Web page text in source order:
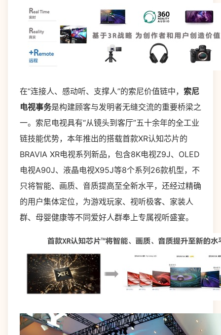
在“连接人、感动听、支撑人”的索尼价值链中， 索尼
电视事务是构建顾客与发明者无缝交流的重要桥梁之
一。索尼电视具有“从镜头到客厅”五十余年的全工业
链技能优势，本年推出的搭载首款XR认知芯片的
BRAVIA XR电视系列新品，包含8K电视Z9J、OLED
电视A90J、液晶电视X95J等8个系列26款机型，不
只将智能、画质、音质提高至全新水平，还经过精确
的用户集体定位，为游戏玩家、视听极客、家装人
群、母婴健康等不同爱好人群奉上专属视听盛宴。